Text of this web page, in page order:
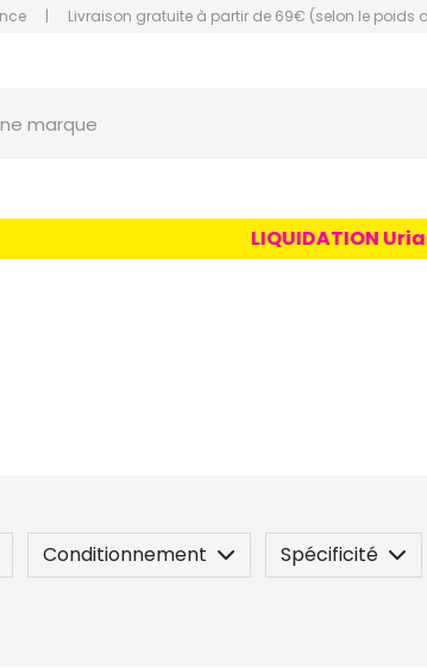
| Livraison gratuite à partir de 69€ (selon le poids
marque
produit
marque
LIQUIDATION Uriage
Conditionnement
Spécificité